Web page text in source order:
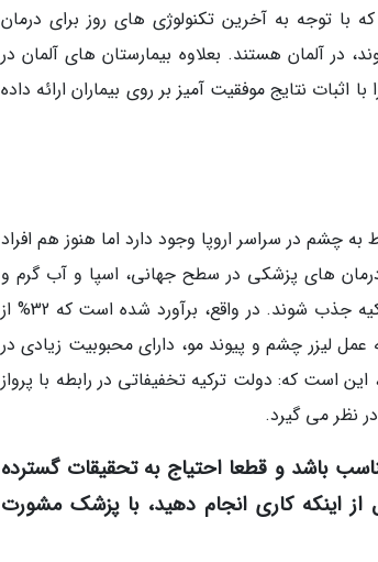
با توجه به آخرین تکنولوژی های روز برای درمان
در آلمان هستند. بعلاوه بیمارستان های آلمان در
نتایج موفقیت آمیز بر روی بیماران ارائه داده
چشم در سراسر اروپا وجود دارد اما هنوز هم افراد
های پزشکی در سطح جهانی، اسپا و آب گرم و
عمل جراحی زیبایی، علتی شده است که گردشگران پزشکی به سوی ترکیه جذب شوند. در واقع، برآورد شده است که 32% از
لیزر چشم و پیوند مو، دارای محبوبیت زیادی در
است که: دولت ترکیه تخفیفاتی در رابطه با پرواز
نظر می گیرد.
باشد و قطعا احتیاج به تحقیقات گسترده
اینکه کاری انجام دهید، با پزشک مشورت